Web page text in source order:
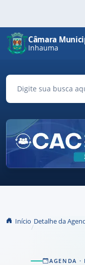
Câmara
Inhauma
Início Detalhe da
AGENDA ·